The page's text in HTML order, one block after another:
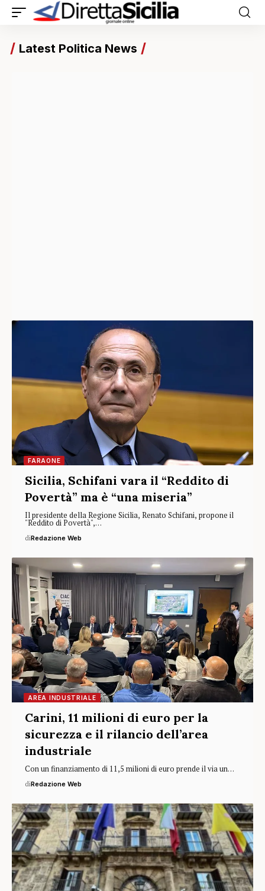
Latest Politica News
FARAONE
Sicilia, Schifani vara il “Reddito di
Povertà” ma è “una miseria”
Il presidente della Regione Sicilia, Renato Schifani, propone il
"Reddito di Povertà",…
diRedazione Web
AREA INDUSTRIALE
Carini, 11 milioni di euro per la
sicurezza e il rilancio dell’area
industriale
Con un finanziamento di 11,5 milioni di euro prende il via un…
diRedazione Web